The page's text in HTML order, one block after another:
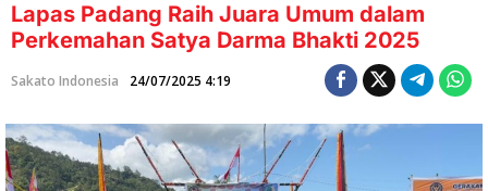
p
a
s
P
a
n
g
Lapas Padang Raih Juara Umum dalam
Perkemahan Satya Darma Bhakti 2025
Sakato Indonesia 24/07/2025 4:19